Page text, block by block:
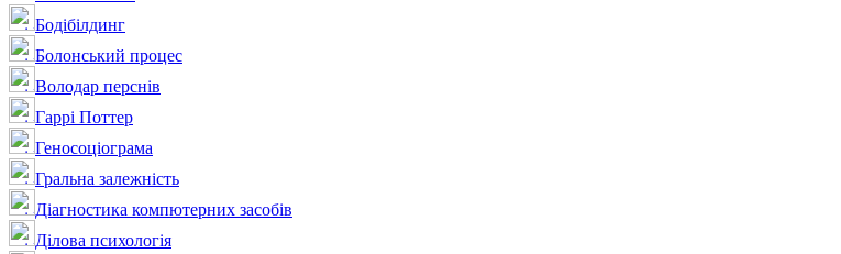
Бодібілдинг
Болонський процес
Володар перснів
Гаррі Поттер
Геносоціограма
Гральна залежність
Діагностика компютерних засобів
Ділова психологія